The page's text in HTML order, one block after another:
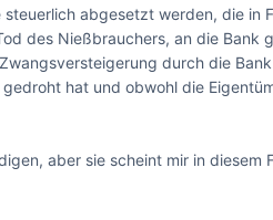
abgesetzt werden, die in
des Nießbrauchers, an die Bank
durch die
hat und obwohl die
aber sie scheint mir in diesem